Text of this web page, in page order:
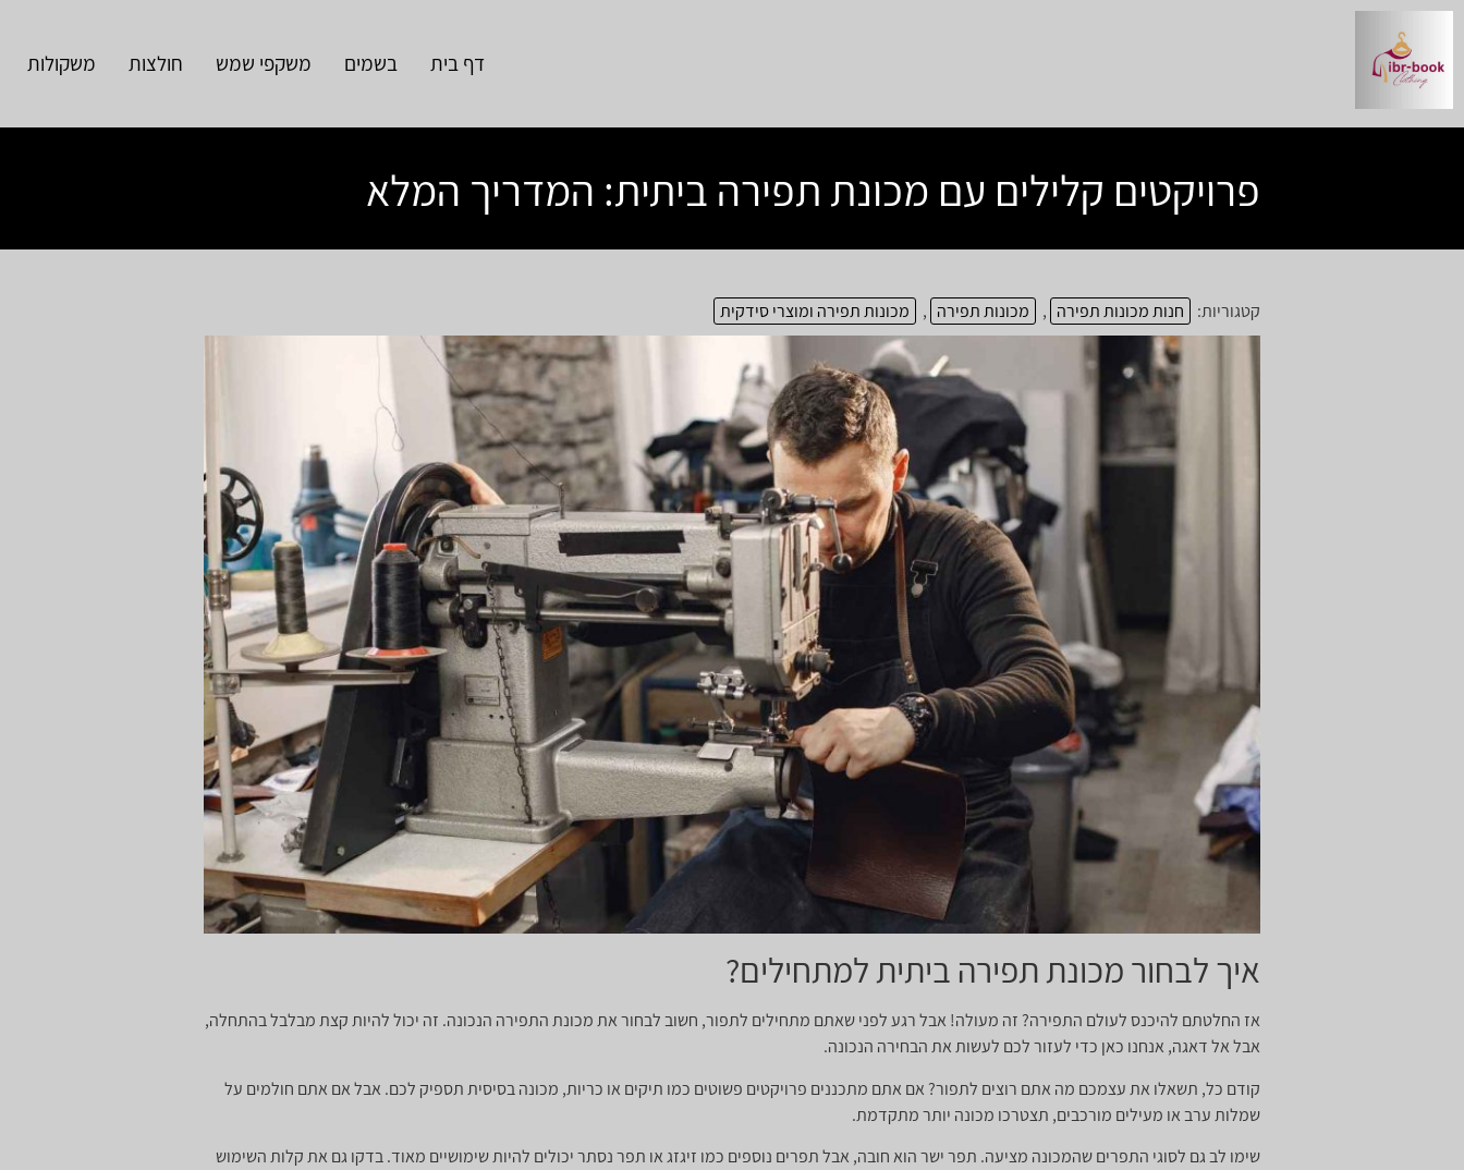
דף בית בשמים משקפי שמש חולצות משקולות
פרויקטים קלילים עם מכונת תפירה ביתית: המדריך המלא
קטגוריות: חנות מכונות תפירה , מכונות תפירה , מכונות תפירה ומוצרי סידקית
איך לבחור מכונת תפירה ביתית למתחילים?
אז החלטתם להיכנס לעולם התפירה? זה מעולה! אבל רגע לפני שאתם מתחילים לתפור, חשוב לבחור את מכונת התפירה הנכונה. זה יכול להיות קצת מבלבל בהתחלה,
אבל אל דאגה, אנחנו כאן כדי לעזור לכם לעשות את הבחירה הנכונה.
קודם כל, תשאלו את עצמכם מה אתם רוצים לתפור? אם אתם מתכננים פרויקטים פשוטים כמו תיקים או כריות, מכונה בסיסית תספיק לכם. אבל אם אתם חולמים על
שמלות ערב או מעילים מורכבים, תצטרכו מכונה יותר מתקדמת.
שימו לב גם לסוגי התפרים שהמכונה מציעה. תפר ישר הוא חובה, אבל תפרים נוספים כמו זיגזג או תפר נסתר יכולים להיות שימושיים מאוד. בדקו גם את קלות השימוש